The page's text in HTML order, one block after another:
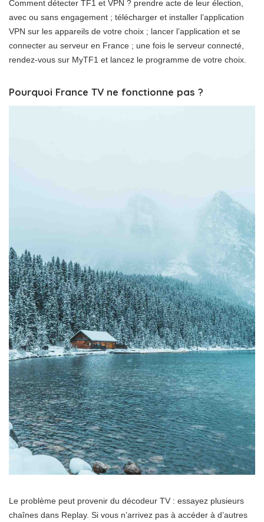
Comment détecter TF1 et VPN ? prendre acte de leur élection,
avec ou sans engagement ; télécharger et installer l’application
VPN sur les appareils de votre choix ; lancer l’application et se
connecter au serveur en France ; une fois le serveur connecté,
rendez-vous sur MyTF1 et lancez le programme de votre choix.
Pourquoi France TV ne fonctionne pas ?
Le problème peut provenir du décodeur TV : essayez plusieurs
chaînes dans Replay. Si vous n’arrivez pas à accéder à d’autres